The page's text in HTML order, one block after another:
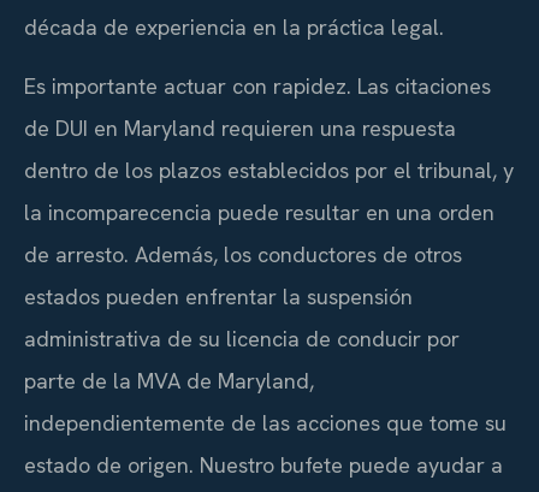
década de experiencia en la práctica legal.
Es importante actuar con rapidez. Las citaciones
de DUI en Maryland requieren una respuesta
dentro de los plazos establecidos por el tribunal, y
la incomparecencia puede resultar en una orden
de arresto. Además, los conductores de otros
estados pueden enfrentar la suspensión
administrativa de su licencia de conducir por
parte de la MVA de Maryland,
independientemente de las acciones que tome su
estado de origen. Nuestro bufete puede ayudar a